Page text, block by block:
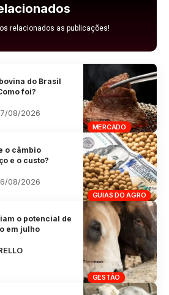
relacionados as publicações!
MERCADO
do Brasil
foi?
08/2026
GUIAS DO AGRO
o câmbio
e o custo?
08/2026
GESTÃO
o potencial de
em julho